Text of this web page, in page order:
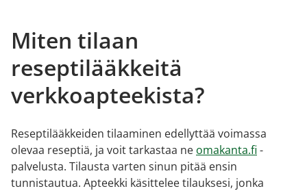
Miten tilaan
reseptilääkkeitä
verkkoapteekista?
Reseptilääkkeiden tilaaminen edellyttää voimassa
olevaa reseptiä, ja voit tarkastaa ne omakanta.fi -
palvelusta. Tilausta varten sinun pitää ensin
tunnistautua. Apteekki käsittelee tilauksesi, jonka